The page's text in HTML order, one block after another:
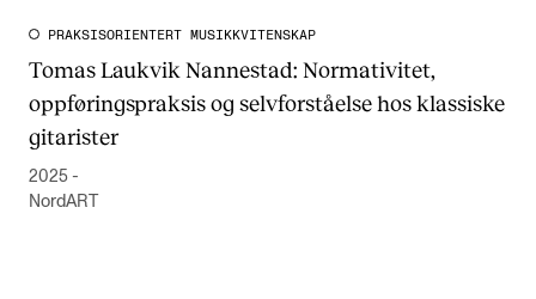
PRAKSISORIENTERT MUSIKKVITENSKAP
Tomas Laukvik Nannestad: Normativitet,
oppføringspraksis og selvforståelse hos klassiske
gitarister
2025 -
NordART